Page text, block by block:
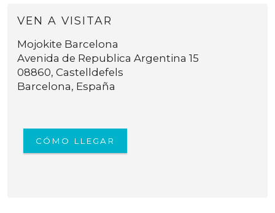
VEN A VISITAR
Mojokite Barcelona
Avenida de Republica Argentina 15
08860, Castelldefels
Barcelona, España
CÓMO LLEGAR